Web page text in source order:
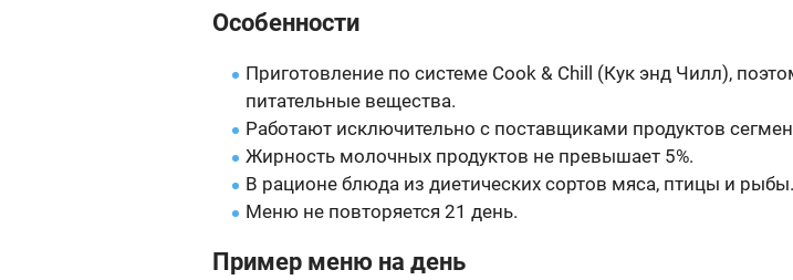
Особенности
Приготовление по системе Cook & Chill (Кук энд Чилл),
питательные вещества.
Работают исключительно с поставщиками продуктов
Жирность молочных продуктов не превышает 5%.
В рационе блюда из диетических сортов мяса, птицы и рыбы.
Меню не повторяется 21 день.
Пример меню на день